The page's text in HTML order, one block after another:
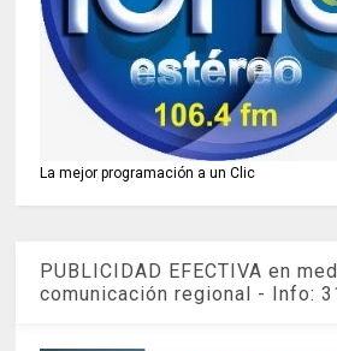
La mejor programación a un Clic
PUBLICIDAD EFECTIVA en
comunicación regional - Info: